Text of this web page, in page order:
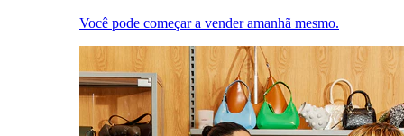
Você pode começar a vender amanhã mesmo.